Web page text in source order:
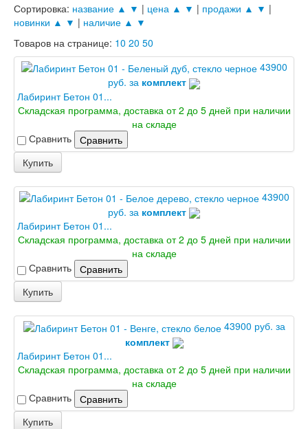
Лабиринт Скандия
Лабиринт Смартлаб
Лабиринт Соналаб
Лабиринт Термолайт
Лабиринт Термомагнит
Лабиринт Трендо
Лабиринт Тундра Плюс
Лабиринт Урбан
Лабиринт Фрост
Лабиринт Шторм
Лабиринт Эволаб
Интекрон Брайтон Антрацит
Интекрон Вектор
Интекрон Гектор
Интекрон Греция
Интекрон Италия
Интекрон Колизей
Интекрон Колизей Белый
Интекрон Премьера
Интекрон Профит
Интекрон Ронда
Интекрон Сицилия
Интекрон Спарта Белая
Интекрон Спарта Грей
Интекрон Термо
Интекрон Тетра
Сортировка: название ▲ ▼ | цена ▲ ▼ | продажи ▲ ▼ |
новинки ▲ ▼ | наличие ▲ ▼
Товаров на странице: 10 20 50
43900
руб. за комплект
Лабиринт Бетон 01...
Складская программа, доставка от 2 до 5 дней при наличии
на складе
Сравнить Сравнить
Купить
43900
руб. за комплект
Лабиринт Бетон 01...
Складская программа, доставка от 2 до 5 дней при наличии
на складе
Сравнить Сравнить
Купить
43900 руб. за
комплект
Лабиринт Бетон 01...
Складская программа, доставка от 2 до 5 дней при наличии
на складе
Сравнить Сравнить
Купить